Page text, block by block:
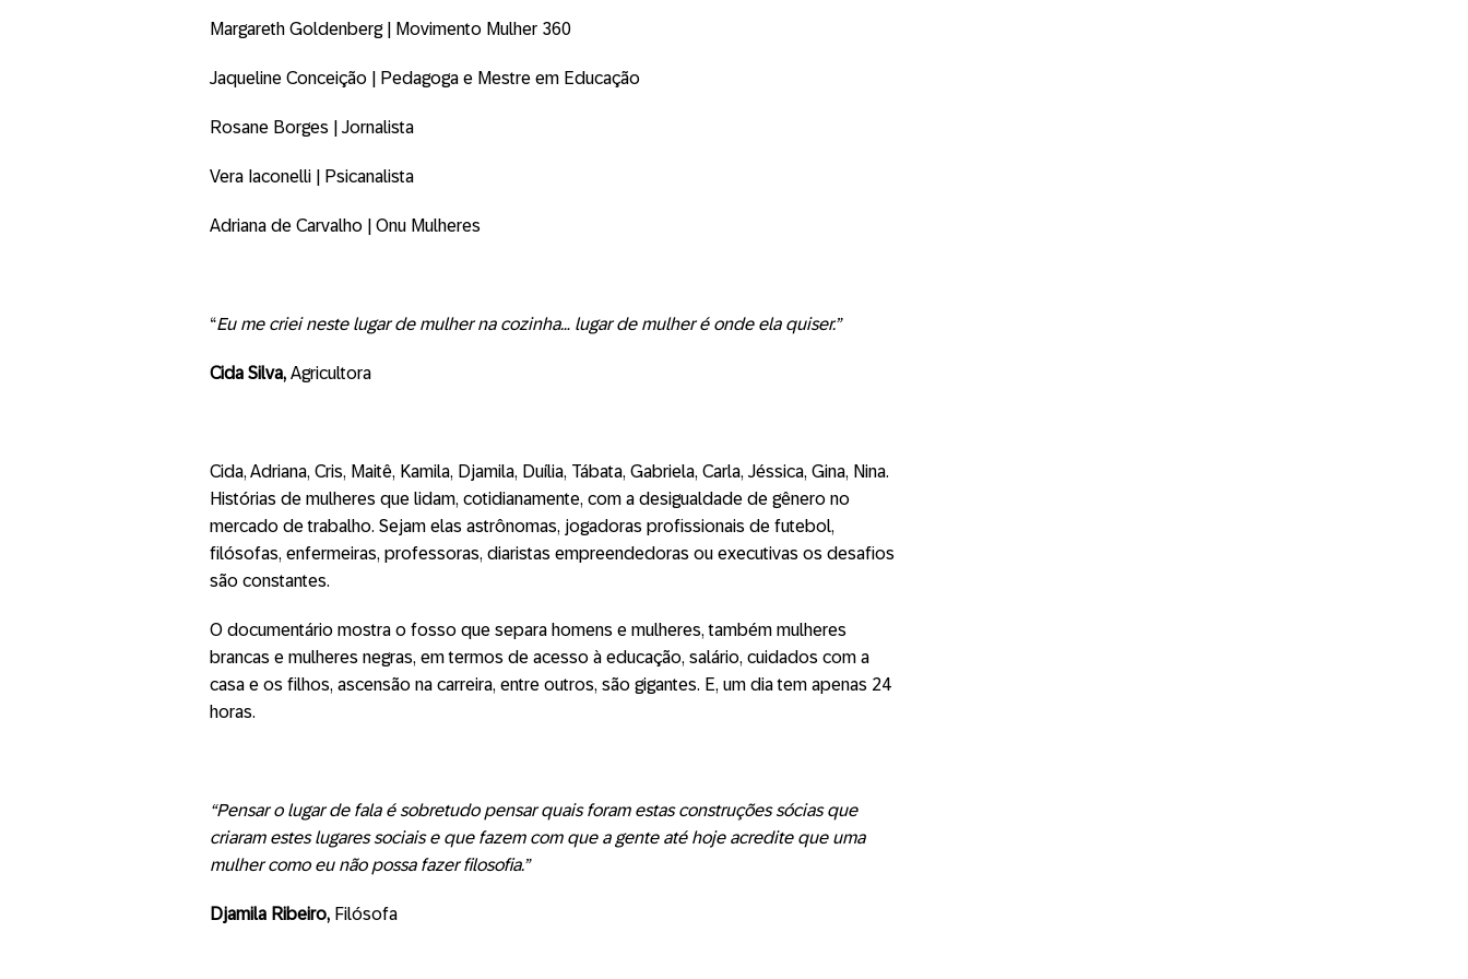
Margareth Goldenberg | Movimento Mulher 360
Jaqueline Conceição | Pedagoga e Mestre em Educação
Rosane Borges | Jornalista
Vera Iaconelli | Psicanalista
Adriana de Carvalho | Onu Mulheres
“Eu me criei neste lugar de mulher na cozinha… lugar de mulher é onde elaquiser.”
Cida Silva, Agricultora
Cida, Adriana, Cris, Maitê, Kamila, Djamila, Duília, Tábata, Gabriela, Carla, Jéssica, Gina, Nina.
Histórias de mulheres que lidam, cotidianamente, com a desigualdade de gênero no
mercado de trabalho. Sejam elas astrônomas, jogadoras profissionais de futebol,
filósofas, enfermeiras, professoras, diaristas empreendedoras ou executivas os desafios
são constantes.
O documentário mostra o fosso que separa homens e mulheres, também mulheres
brancas e mulheres negras, em termos de acesso à educação, salário, cuidados com a
casa e os filhos, ascensão na carreira, entre outros, são gigantes. E, um dia tem apenas 24
horas.
“Pensar o lugar de fala é sobretudo pensar quais foram estas construções sócias que
criaram estes lugares sociais e que fazem com que a gente até hoje acredite que uma
mulhercomoeu não possa fazer filosofia.”
Djamila Ribeiro, Filósofa